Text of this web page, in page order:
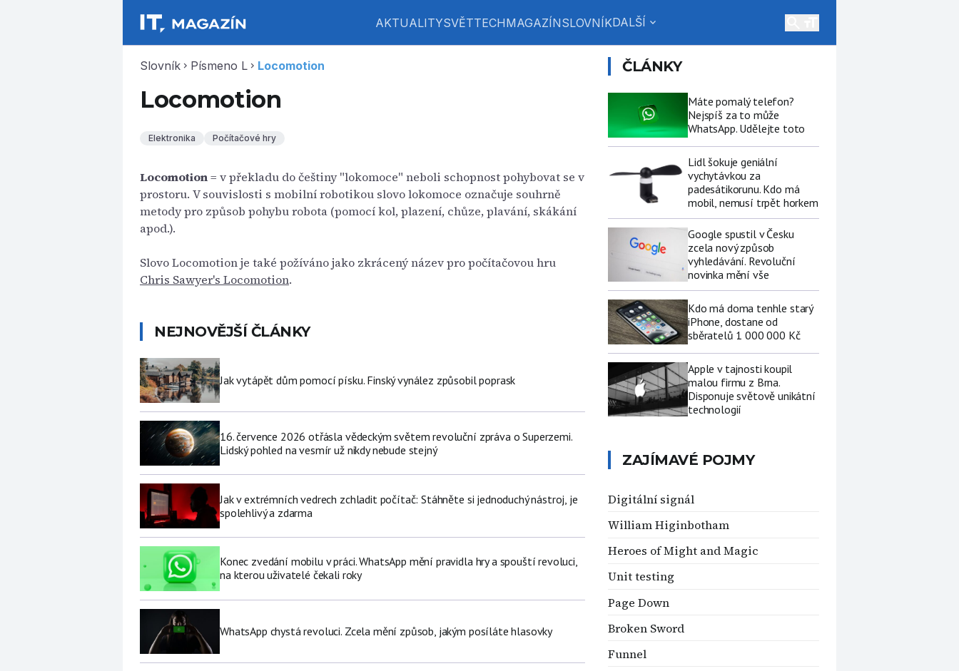
AKTUALITYSVĚTTECHMAGAZÍNSLOVNÍKDALŠÍ expand_more
Slovník chevron_right Písmeno L chevron_right Locomotion
Locomotion
Elektronika Počítačové hry
Locomotion= v překladu do češtiny "lokomoce" neboli schopnost pohybovat se v
prostoru. V souvislosti s mobilní robotikou slovo lokomoce označuje souhrně
metody pro způsob pohybu robota (pomocí kol, plazení, chůze, plavání, skákání
apod.).
Slovo Locomotion je také požíváno jako zkrácený název pro počítačovou hru
Chris Sawyer's Locomotion.
NEJNOVĚJŠÍ ČLÁNKY
Jak vytápět dům pomocí písku. Finský vynález způsobil poprask
16. července 2026 otřásla vědeckým světem revoluční zpráva o Superzemi.
Lidský pohled na vesmír už nikdy nebude stejný
Jak v extrémních vedrech zchladit počítač: Stáhněte si jednoduchý nástroj, je
spolehlivý a zdarma
Konec zvedání mobilu v práci. WhatsApp mění pravidla hry a spouští revoluci,
na kterou uživatelé čekali roky
WhatsApp chystá revoluci. Zcela mění způsob, jakým posíláte hlasovky
ČLÁNKY
Máte pomalý telefon?
Nejspíš za to může
WhatsApp. Udělejte toto
Lidl šokuje geniální
vychytávkou za
padesátikorunu. Kdo má
mobil, nemusí trpět horkem
Google spustil v Česku
zcela nový způsob
vyhledávání. Revoluční
novinka mění vše
Kdo má doma tenhle starý
iPhone, dostane od
sběratelů 1 000 000 Kč
Apple v tajnosti koupil
malou firmu z Brna.
Disponuje světově unikátní
technologií
ZAJÍMAVÉ POJMY
Digitální signál
William Higinbotham
Heroes of Might and Magic
Unit testing
Page Down
Broken Sword
Funnel